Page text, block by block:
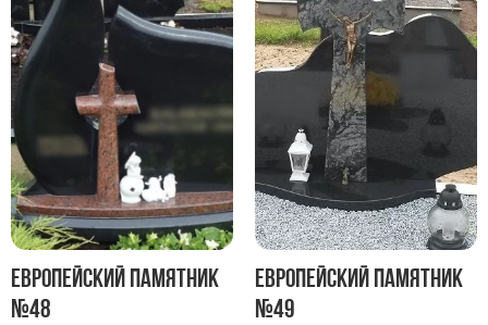
Европейский памятник
№48
Европейский памятник
№49